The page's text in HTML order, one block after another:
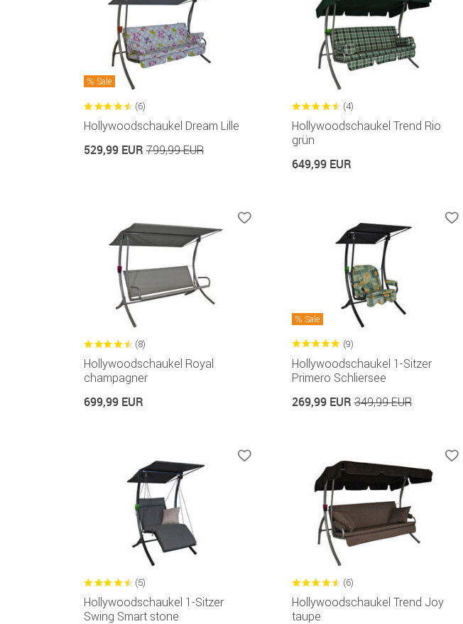
Sale
(6)
Hollywoodschaukel Dream Lille
529,99 EUR 799,99 EUR
(4)
Hollywoodschaukel Trend Rio
grün
649,99 EUR
(8)
Hollywoodschaukel Royal
champagner
699,99 EUR
Sale
(9)
Hollywoodschaukel 1-Sitzer
Primero Schliersee
269,99 EUR349,99 EUR
(5)
Hollywoodschaukel 1-Sitzer
Swing Smart stone
(6)
Hollywoodschaukel Trend Joy
taupe